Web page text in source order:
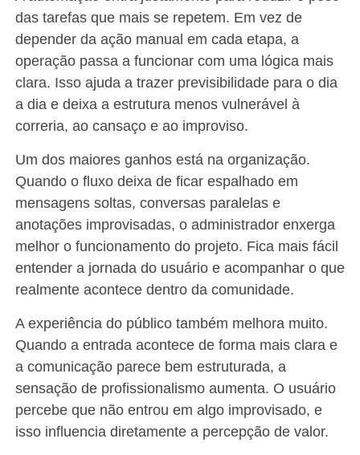
das tarefas que mais se repetem. Em vez de
depender da ação manual em cada etapa, a
operação passa a funcionar com uma lógica mais
clara. Isso ajuda a trazer previsibilidade para o dia
a dia e deixa a estrutura menos vulnerável à
correria, ao cansaço e ao improviso.
Um dos maiores ganhos está na organização.
Quando o fluxo deixa de ficar espalhado em
mensagens soltas, conversas paralelas e
anotações improvisadas, o administrador enxerga
melhor o funcionamento do projeto. Fica mais fácil
entender a jornada do usuário e acompanhar o que
realmente acontece dentro da comunidade.
A experiência do público também melhora muito.
Quando a entrada acontece de forma mais clara e
a comunicação parece bem estruturada, a
sensação de profissionalismo aumenta. O usuário
percebe que não entrou em algo improvisado, e
isso influencia diretamente a percepção de valor.